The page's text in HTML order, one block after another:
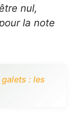
nul,
la note
: les